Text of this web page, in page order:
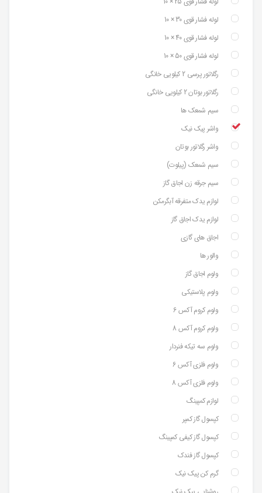
لوله فشار قوی 30 × 10
لوله فشار قوی 40 × 10
لوله فشار قوی 50 × 10
رگلاتور پرسی 2 کیلویی خانگی
رگلاتور بوتان 2 کیلویی خانگی
سیم شمعک ها
واشر پیک نیک
واشر رگلاتور بوتان
سیم شمعک (پیلوت)
سیم جرقه زن اجاق گاز
لوازم یدک متفرقه آبگرمکن
لوازم یدک اجاق گاز
اجاق های گازی
والور ها
ولوم اجاق گاز
ولوم پلاستیکی
ولوم کروم آکس 6
ولوم کروم آکس 8
ولوم سه تیکه فنردار
ولوم فلزی آکس 6
ولوم فلزی آکس 8
لوازم کمپینگ
کپسول گاز کمپر
کپسول گاز کیفی کمپینگ
کپسول گاز فندک
گرم کن پیک نیک